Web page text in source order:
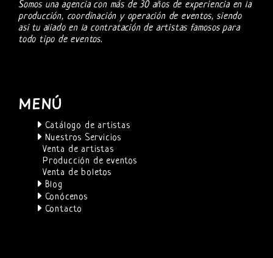
Somos una agencia con más de 30 años de experiencia en la
producción, coordinación y operación de eventos, siendo
asi tu aliado en la contratación de artistas famosos para
todo tipo de eventos.
MENÚ
Catálogo de artistas
Nuestros Servicios
Venta de artistas
Producción de eventos
Venta de boletos
Blog
Conócenos
Contacto